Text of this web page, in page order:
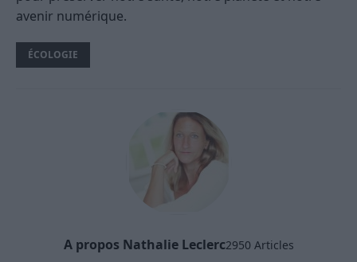
avenir numérique.
ÉCOLOGIE
A propos Nathalie Leclerc2950 Articles